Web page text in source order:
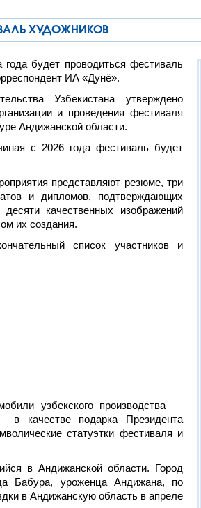
ХУДОЖНИКОВ
будет проводиться фестиваль
ИА «Дунё».
Узбекистана утверждено
и проведения фестиваля
Андижанской области.
с 2026 года фестиваль будет
представляют резюме, три
и дипломов, подтверждающих
качественных изображений
их создания.
список участников и
узбекского производства —
в качестве подарка Президента
статуэтки фестиваля и
в Андижанской области. Город
Бабура, уроженца Андижана, по
в Андижанскую область в апреле